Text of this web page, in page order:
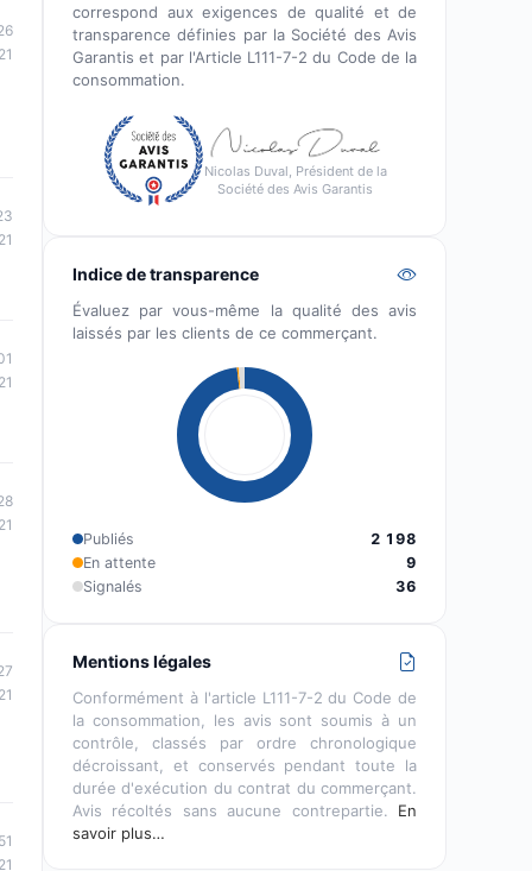
correspond aux exigences de qualité et de
transparence définies par la Société des Avis
Garantis et par l'Article L111-7-2 du Code de la
consommation.
Nicolas Duval, Président de la
Société des Avis Garantis
Indice de transparence
Évaluez par vous-même la qualité des avis
laissés par les clients de ce commerçant.
Publiés
2 198
En attente
9
Signalés
36
Mentions légales
Conformément à l'article L111-7-2 du Code de
la consommation, les avis sont soumis à un
contrôle, classés par ordre chronologique
décroissant, et conservés pendant toute la
durée d'exécution du contrat du commerçant.
Avis récoltés sans aucune contrepartie. En
savoir plus…